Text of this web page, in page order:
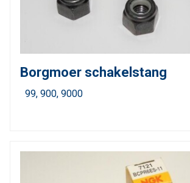
Borgmoer schakelstang
99 900 9000